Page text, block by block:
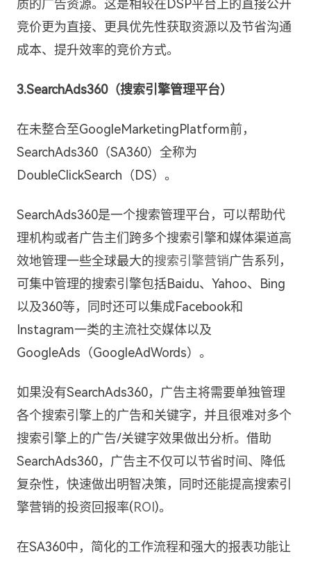
质的广告资源。这是相较在DSP平台上的直接公开
竞价更为直接、更具优先性获取资源以及节省沟通
成本、提升效率的竞价方式。
3.SearchAds360（搜索引擎管理平台）
在未整合至GoogleMarketingPlatform前，
SearchAds360（SA360）全称为
DoubleClickSearch（DS）。
SearchAds360是一个搜索管理平台，可以帮助代
理机构或者广告主们跨多个搜索引擎和媒体渠道高
效地管理一些全球最大的搜索引擎营销广告系列，
可集中管理的搜索引擎包括Baidu、Yahoo、Bing
以及360等，同时还可以集成Facebook和
Instagram一类的主流社交媒体以及
GoogleAds（GoogleAdWords）。
如果没有SearchAds360，广告主将需要单独管理
各个搜索引擎上的广告和关键字，并且很难对多个
搜索引擎上的广告/关键字效果做出分析。借助
SearchAds360，广告主不仅可以节省时间、降低
复杂性，快速做出明智决策，同时还能提高搜索引
擎营销的投资回报率(ROI)。
在SA360中，简化的工作流程和强大的报表功能让